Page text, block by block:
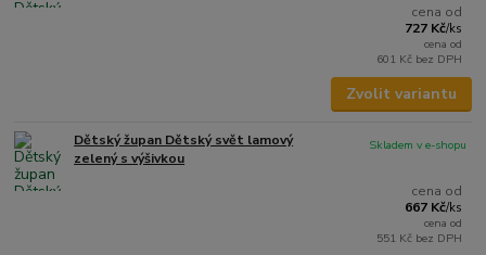
cena od
727 Kč/ks
cena od
601 Kč bez DPH
Zvolit variantu
Dětský župan Dětský svět lamový
zelený s výšivkou
cena od
667 Kč/ks
cena od
551 Kč bez DPH
Skladem v e-shopu